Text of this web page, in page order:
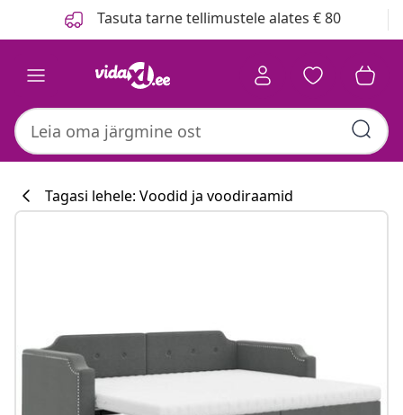
Tasuta tarne tellimustele alates € 80
Tagasi lehele: Voodid ja voodiraamid